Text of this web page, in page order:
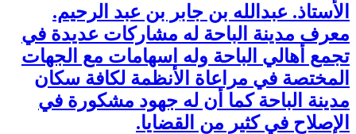
الأستاذ. عبدالله بن جابر بن عبد الرحيم.
معرف مدينة الباحة له مشاركات عديدة في
تجمع أهالي الباحة وله اسهامات مع الجهات
المختصة في مراعاة الأنظمة لكافة سكان
مدينة الباحة كما أن له جهود مشكورة في
الإصلاح في كثير من القضايا.